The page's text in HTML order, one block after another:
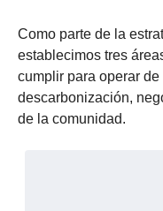
Como parte de la
establecimos tres
cumplir para operar
descarbonización,
de la comunidad.